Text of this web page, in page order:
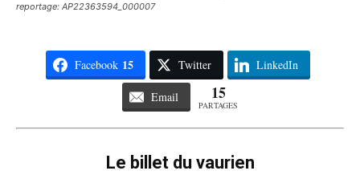
reportage: AP22363594_000007
Facebook 15 Twitter LinkedIn
Email 15
PARTAGES
Le billet du vaurien